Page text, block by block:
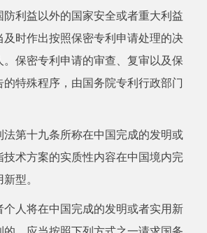
防利益以外的国家安全或者重大利益
及时作出按照保密专利申请处理的决
。保密专利申请的审查、复审以及保
的特殊程序，由国务院专利行政部门
法第十九条所称在中国完成的发明或
技术方案的实质性内容在中国境内完
型。
人将在中国完成的发明或者实用新